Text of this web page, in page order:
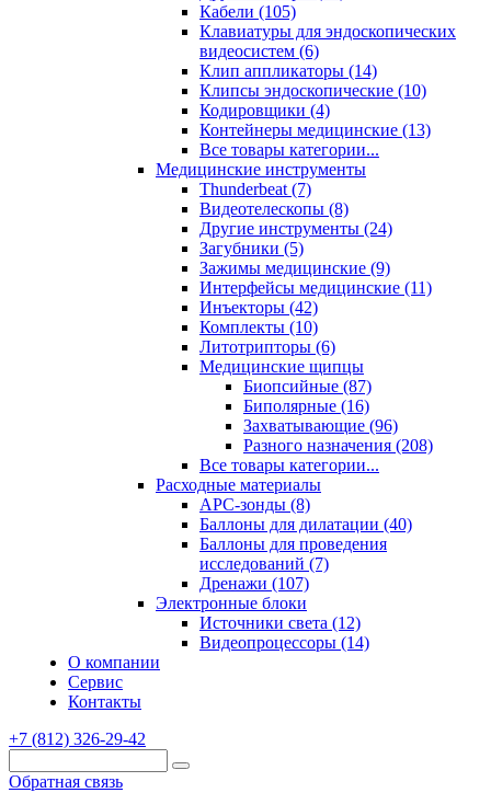
Кабели (105)
Клавиатуры для эндоскопических
видеосистем (6)
Клип аппликаторы (14)
Клипсы эндоскопические (10)
Кодировщики (4)
Контейнеры медицинские (13)
Все товары категории...
Медицинские инструменты
Thunderbeat (7)
Видеотелескопы (8)
Другие инструменты (24)
Загубники (5)
Зажимы медицинские (9)
Интерфейсы медицинские (11)
Инъекторы (42)
Комплекты (10)
Литотрипторы (6)
Медицинские щипцы
Биопсийные (87)
Биполярные (16)
Захватывающие (96)
Разного назначения (208)
Все товары категории...
Расходные материалы
АРС-зонды (8)
Баллоны для дилатации (40)
Баллоны для проведения
исследований (7)
Дренажи (107)
Электронные блоки
Источники света (12)
Видеопроцессоры (14)
О компании
Сервис
Контакты
+7 (812) 326-29-42
Обратная связь